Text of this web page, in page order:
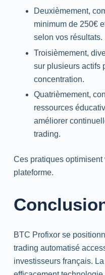
Deuxièmement,
minimum de 250€
selon vos résultats.
Troisièmement,
sur plusieurs actifs
concentration.
Quatrièmement,
ressources
améliorer
trading.
Ces pratiques
plateforme.
BTC Profixor se
trading automatisé
investisseurs français.